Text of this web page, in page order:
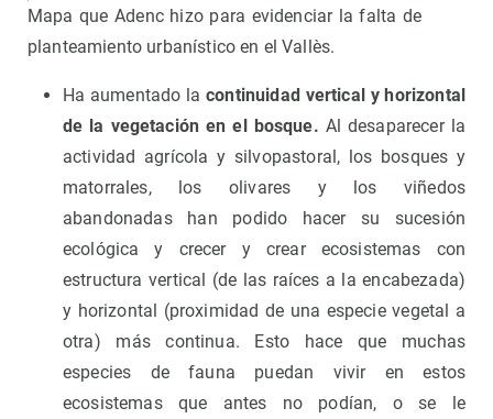
Mapa que Adenc hizo para evidenciar la falta de
planteamiento urbanístico en el Vallès.
Ha aumentado la continuidad vertical y horizontal
de la vegetación en el bosque. Al desaparecer la
actividad agrícola y silvopastoral, los bosques y
matorrales, los olivares y los viñedos
abandonadas han podido hacer su sucesión
ecológica y crecer y crear ecosistemas con
estructura vertical (de las raíces a la encabezada)
y horizontal (proximidad de una especie vegetal a
otra) más continua. Esto hace que muchas
especies de fauna puedan vivir en estos
ecosistemas que antes no podían, o se le